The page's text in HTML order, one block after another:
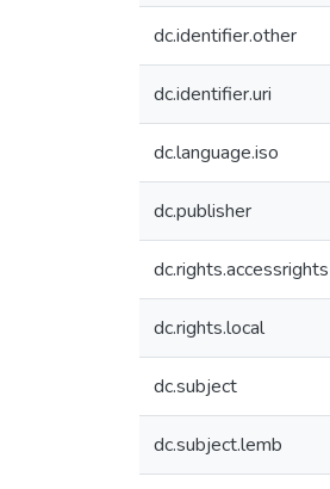
dc.identifier.other
dc.identifier.uri
dc.language.iso
dc.publisher
dc.rights.accessrights
dc.rights.local
dc.subject
dc.subject.lemb